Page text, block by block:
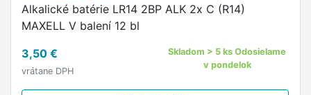
Alkalické batérie LR14 2BP ALK 2x C (R14)
MAXELL V balení 12 bl
3,50 €
vrátane DPH
Skladom > 5 ks Odosielame
v pondelok